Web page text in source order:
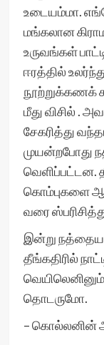
உடையம்மா.
மங்கலான
உருவங்கள்
ஈரத்தில்
நூற்றுக்கணக்
மீது விசில் .
சேகரித்து
முயன்றபோது
வெளிப்பட்டன.
கொம்புகளை
வரை
இன்று
தீங்கதிரில்
தொடருமோ.
– கொல்லனின்